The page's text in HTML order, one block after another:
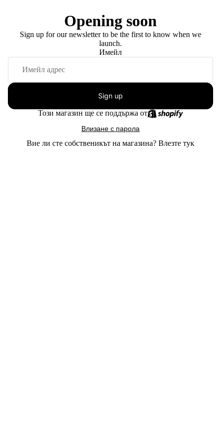
Opening soon
Sign up for our newsletter to be the first to know when we
launch.
Имейл
Sign up
Този магазин ще се поддържа от
Влизане с парола
Вие ли сте собственикът на магазина? Влезте тук